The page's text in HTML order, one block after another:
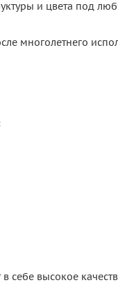
и цвета под
многолетнего
себе высокое